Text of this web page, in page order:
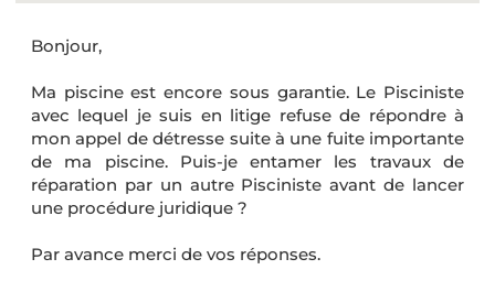
Bonjour,
Ma piscine est encore sous garantie. Le Pisciniste
avec lequel je suis en litige refuse de répondre à
mon appel de détresse suite à une fuite importante
de ma piscine. Puis-je entamer les travaux de
réparation par un autre Pisciniste avant de lancer
une procédure juridique ?
Par avance merci de vos réponses.